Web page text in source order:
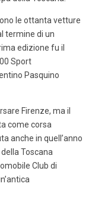
le ottanta vetture
termine di un
edizione fu il
Sport
Pasquino
Firenze, ma il
come corsa
anche in quell’anno
Toscana
Club di